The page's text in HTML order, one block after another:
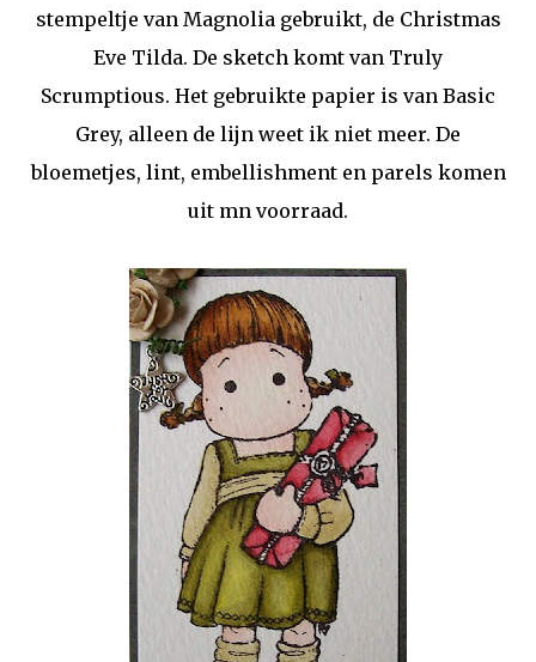
stempeltje van Magnolia gebruikt, de Christmas
Eve Tilda. De sketch komt van Truly
Scrumptious. Het gebruikte papier is van Basic
Grey, alleen de lijn weet ik niet meer. De
bloemetjes, lint, embellishment en parels komen
uit mn voorraad.